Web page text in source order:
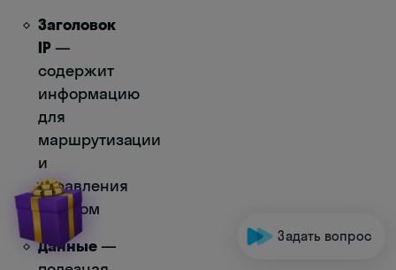
Заголовок
IP —
содержит
информацию
для
маршрутизации
и
управления
пакетом
Данные—
Задать вопрос